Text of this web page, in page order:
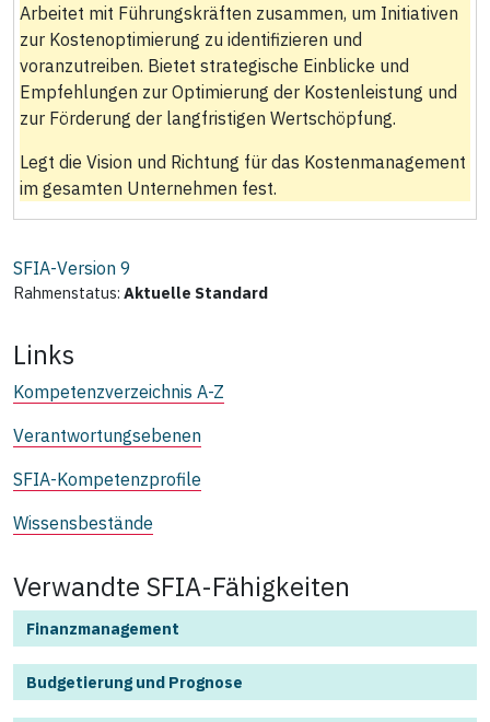
Arbeitet mit Führungskräften zusammen, um Initiativen
zur Kostenoptimierung zu identifizieren und
voranzutreiben. Bietet strategische Einblicke und
Empfehlungen zur Optimierung der Kostenleistung und
zur Förderung der langfristigen Wertschöpfung.
Legt die Vision und Richtung für das Kostenmanagement
im gesamten Unternehmen fest.
SFIA-Version 9
Rahmenstatus: Aktuelle Standard
Links
Kompetenzverzeichnis A-Z
Verantwortungsebenen
SFIA-Kompetenzprofile
Wissensbestände
Verwandte SFIA-Fähigkeiten
Finanzmanagement
Budgetierung und Prognose